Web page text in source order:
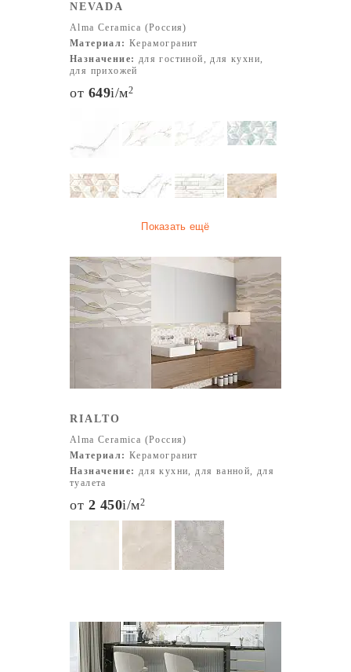
NEVADA
Alma Ceramica (Россия)
Материал: Керамогранит
Назначение: для гостиной, для кухни,
для прихожей
от 649i/м2
Показать ещё
RIALTO
Alma Ceramica (Россия)
Материал: Керамогранит
Назначение: для кухни, для ванной, для
туалета
от 2 450i/м2